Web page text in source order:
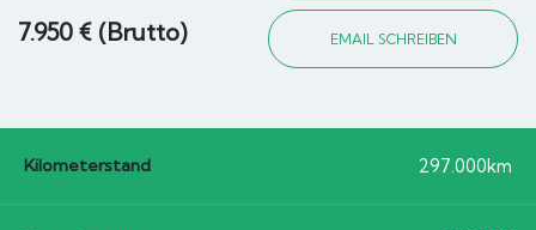
7.950 € (Brutto) EMAIL SCHREIBEN
Kilometerstand 297.000km